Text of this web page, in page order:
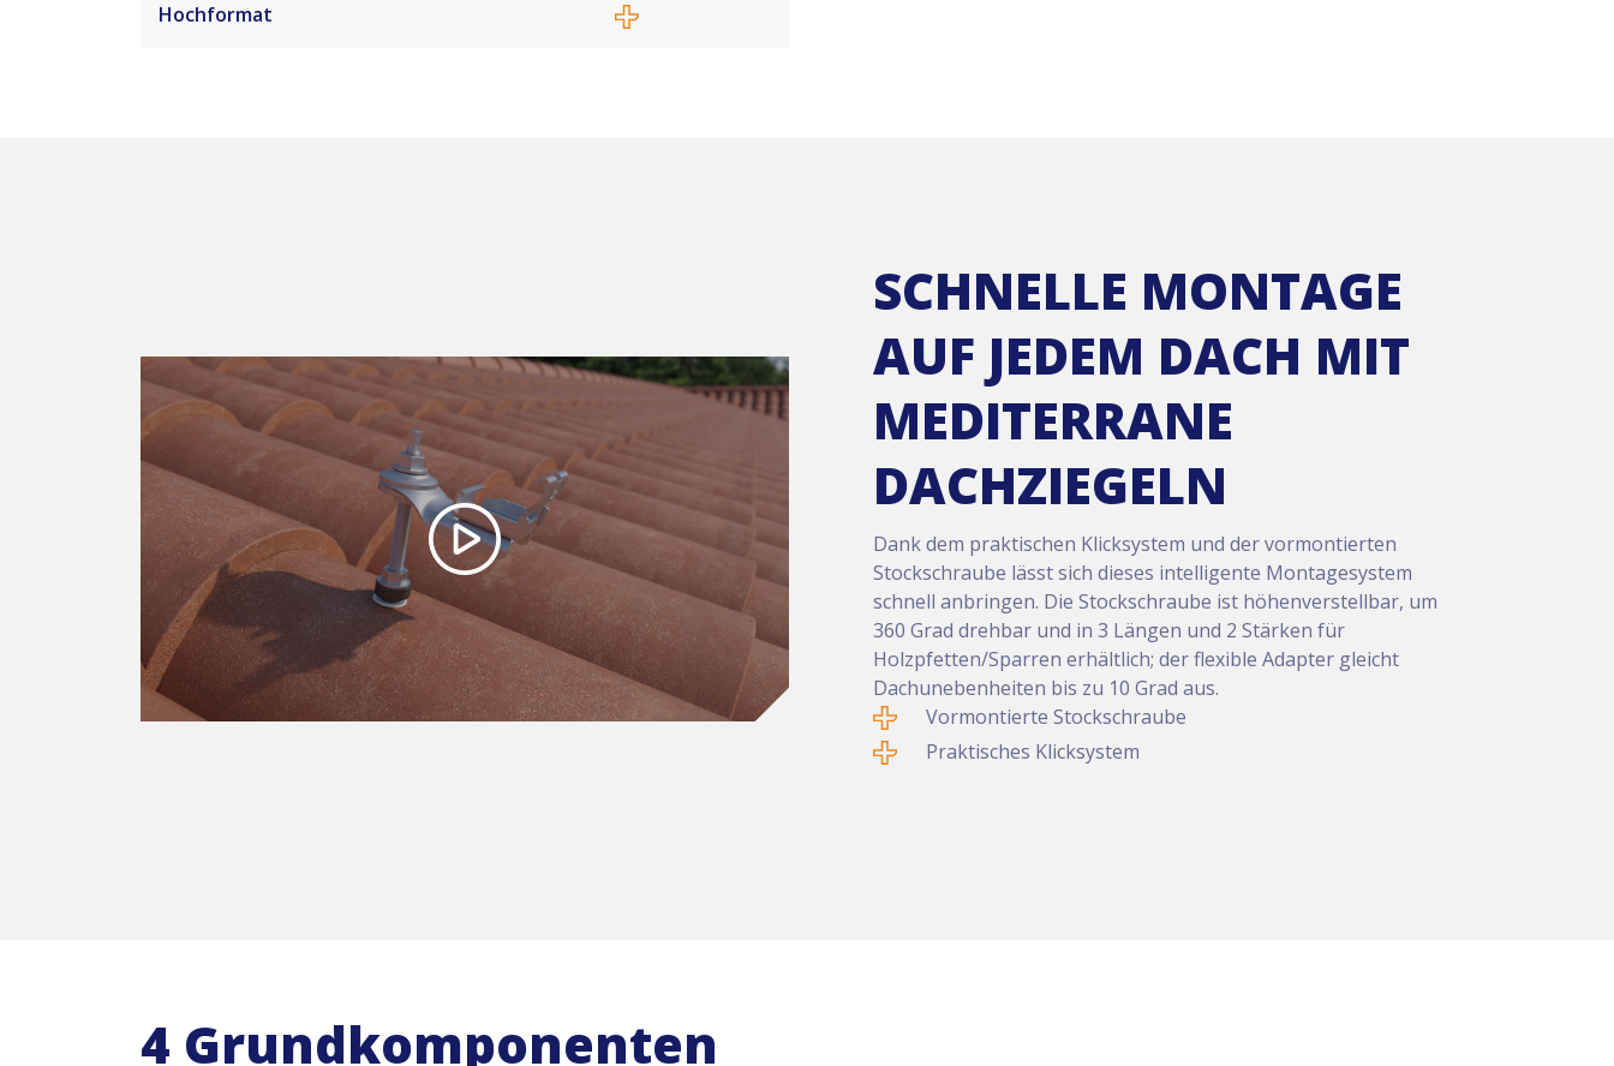
Hochformat
SCHNELLE MONTAGE
AUF JEDEM DACH MIT
MEDITERRANE
DACHZIEGELN
Dank dem praktischen Klicksystem und der vormontierten
Stockschraube lässt sich dieses intelligente Montagesystem
schnell anbringen. Die Stockschraube ist höhenverstellbar, um
360 Grad drehbar und in 3 Längen und 2 Stärken für
Holzpfetten/Sparren erhältlich; der flexible Adapter gleicht
Dachunebenheiten bis zu 10 Grad aus.
Vormontierte Stockschraube
Praktisches Klicksystem
4 Grundkomponenten